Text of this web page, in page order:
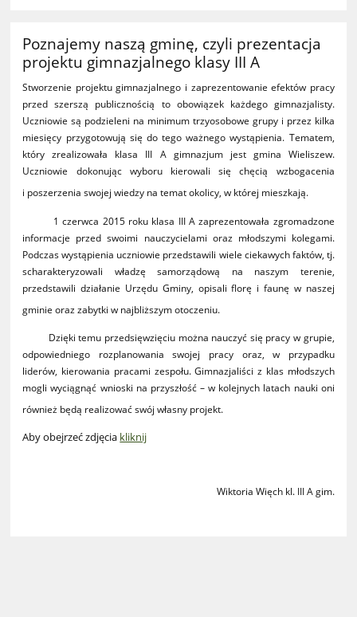
Poznajemy naszą gminę, czyli prezentacja
projektu gimnazjalnego klasy III A
Stworzenie projektu gimnazjalnego i zaprezentowanie efektów pracy
przed szerszą publicznością to obowiązek każdego gimnazjalisty.
Uczniowie są podzieleni na minimum trzyosobowe grupy i przez kilka
miesięcy przygotowują się do tego ważnego wystąpienia. Tematem,
który zrealizowała klasa III A gimnazjum jest gmina Wieliszew.
Uczniowie dokonując wyboru kierowali się chęcią wzbogacenia
i poszerzenia swojej wiedzy na temat okolicy, w której mieszkają.
1 czerwca 2015 roku klasa III A zaprezentowała zgromadzone
informacje przed swoimi nauczycielami oraz młodszymi kolegami.
Podczas wystąpienia uczniowie przedstawili wiele ciekawych faktów, tj.
scharakteryzowali władzę samorządową na naszym terenie,
przedstawili działanie Urzędu Gminy, opisali florę i faunę w naszej
gminie oraz zabytki w najbliższym otoczeniu.
Dzięki temu przedsięwzięciu można nauczyć się pracy w grupie,
odpowiedniego rozplanowania swojej pracy oraz, w przypadku
liderów, kierowania pracami zespołu. Gimnazjaliści z klas młodszych
mogli wyciągnąć wnioski na przyszłość – w kolejnych latach nauki oni
również będą realizować swój własny projekt.
Aby obejrzeć zdjęcia kliknij
Wiktoria Więch kl. III A gim.